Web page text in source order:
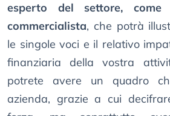
esperto del settore,
commercialista, che potrà
le singole voci e il relativo
finanziaria della vostra
potrete avere un quadro
azienda, grazie a cui